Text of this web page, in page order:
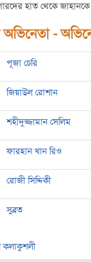
হাত থেকে জাহানকে
অভিনেতা -
পূজা চেরি
জিয়াউল রোশান
শহীদুজ্জামান সেলিম
ফারহান খান রিও
রোজী সিদ্দিকী
সুব্রত